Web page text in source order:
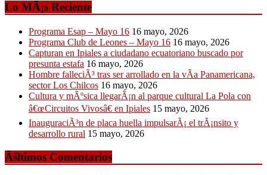
Lo MÃ¡s Reciente
Programa Esap – Mayo 16 16 mayo, 2026
Programa Club de Leones – Mayo 16 16 mayo, 2026
Capturan en Ipiales a ciudadano ecuatoriano buscado por
presunta estafa 16 mayo, 2026
Hombre falleciÃ³ tras ser arrollado en la vÃ­a Panamericana,
sector Los Chilcos 16 mayo, 2026
Cultura y mÃºsica llegarÃ¡n al parque cultural La Pola con
â€œCircuitos Vivosâ€ en Ipiales 15 mayo, 2026
InauguraciÃ³n de placa huella impulsarÃ¡ el trÃ¡nsito y
desarrollo rural 15 mayo, 2026
Ãšltimos Comentarios